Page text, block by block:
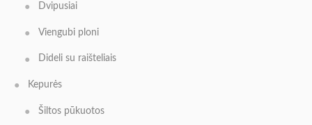
Dvipusiai
Viengubi ploni
Dideli su raišteliais
Kepurės
Šiltos pūkuotos